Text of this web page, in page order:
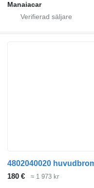
Manaiacar
4802040020
180 €
≈ 1 973 kr